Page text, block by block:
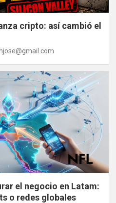
cripto: así cambió el
el negocio en Latam:
o redes globales